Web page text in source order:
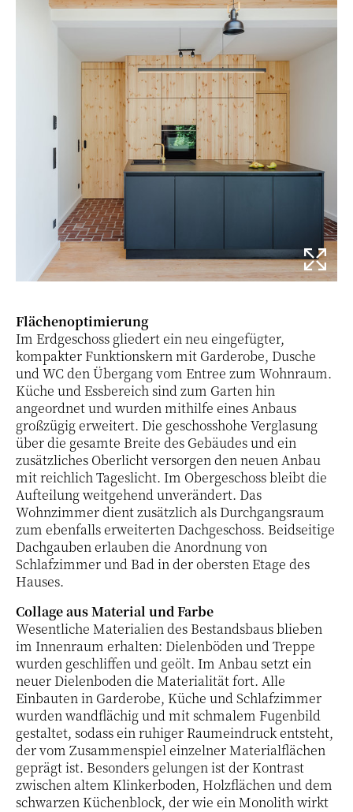
Flächenoptimierung
Im Erdgeschoss gliedert ein neu eingefügter,
kompakter Funktionskern mit Garderobe, Dusche
und WC den Übergang vom Entree zum Wohnraum.
Küche und Essbereich sind zum Garten hin
angeordnet und wurden mithilfe eines Anbaus
großzügig erweitert. Die geschosshohe Verglasung
über die gesamte Breite des Gebäudes und ein
zusätzliches Oberlicht versorgen den neuen Anbau
mit reichlich Tageslicht. Im Obergeschoss bleibt die
Aufteilung weitgehend unverändert. Das
Wohnzimmer dient zusätzlich als Durchgangsraum
zum ebenfalls erweiterten Dachgeschoss. Beidseitige
Dachgauben erlauben die Anordnung von
Schlafzimmer und Bad in der obersten Etage des
Hauses.
Collage aus Material und Farbe
Wesentliche Materialien des Bestandsbaus blieben
im Innenraum erhalten: Dielenböden und Treppe
wurden geschliffen und geölt. Im Anbau setzt ein
neuer Dielenboden die Materialität fort. Alle
Einbauten in Garderobe, Küche und Schlafzimmer
wurden wandflächig und mit schmalem Fugenbild
gestaltet, sodass ein ruhiger Raumeindruck entsteht,
der vom Zusammenspiel einzelner Materialflächen
geprägt ist. Besonders gelungen ist der Kontrast
zwischen altem Klinkerboden, Holzflächen und dem
schwarzen Küchenblock, der wie ein Monolith wirkt